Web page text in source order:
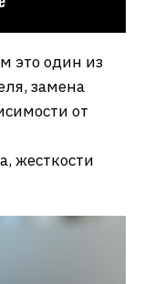
это один из
замена
от
жесткости